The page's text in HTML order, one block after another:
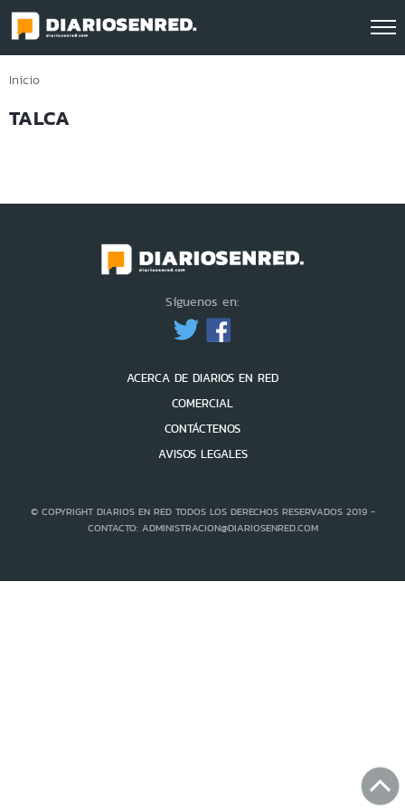
Click acá para ir directamente al contenido
Inicio
TALCA
Síguenos en:
ACERCA DE DIARIOS EN RED
COMERCIAL
CONTÁCTENOS
AVISOS LEGALES
© COPYRIGHT DIARIOS EN RED TODOS LOS DERECHOS RESERVADOS 2019 -
CONTACTO: ADMINISTRACION@DIARIOSENRED.COM